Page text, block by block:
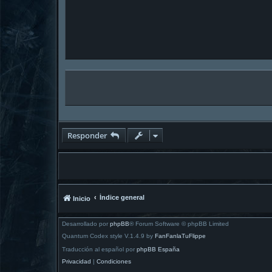
Responder
Inicio Índice general
Desarrollado por phpBB® Forum Software © phpBB Limited
Quantum Codex style V.1.4.9 by FanFanlaTuFlippe
Traducción al español por phpBB España
Privacidad | Condiciones